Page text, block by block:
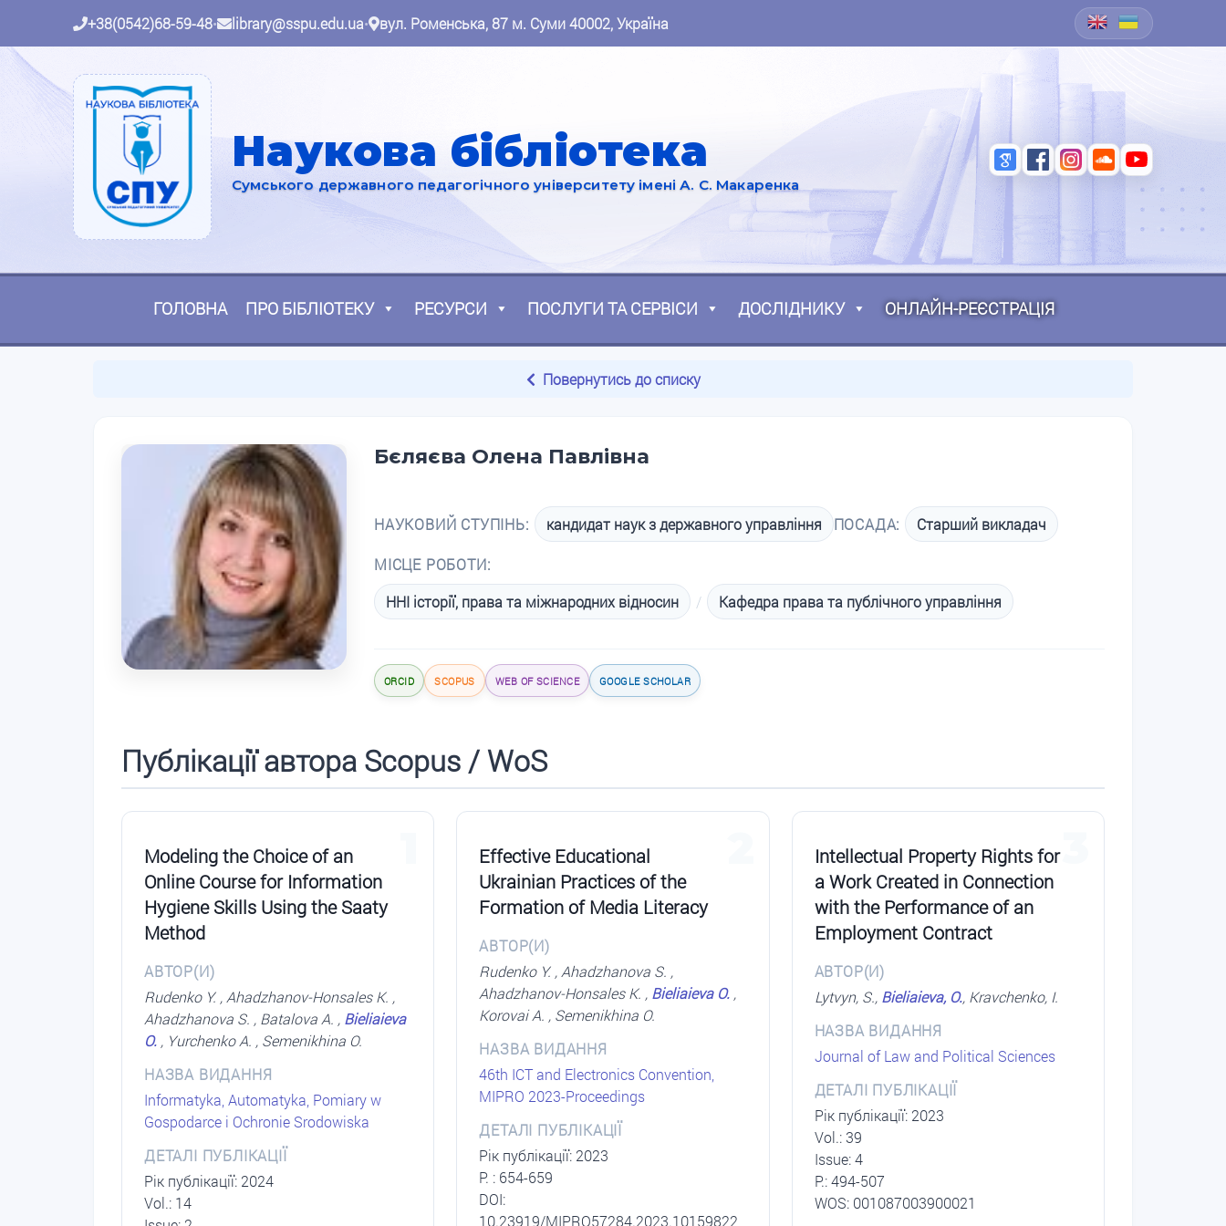
+38(0542)68-59-48• library@sspu.edu.ua• вул. Роменська, 87 м. Суми 40002, Україна
Наукова бібліотека
Сумського державного педагогічного університету імені А. С. Макаренка
ГОЛОВНА ПРО БІБЛІОТЕКУ РЕСУРСИ ПОСЛУГИ ТА СЕРВІСИ ДОСЛІДНИКУ ОНЛАЙН-РЕЄСТРАЦІЯ
Повернутись до списку
Бєляєва Олена Павлівна
НАУКОВИЙ СТУПІНЬ: кандидат наук з державного управління ПОСАДА: Старший викладач
МІСЦЕ РОБОТИ:
ННІ історії, права та міжнародних відносин
/ Кафедра права та публічного управління
ORCID SCOPUS WEB OF SCIENCE GOOGLE SCHOLAR
Публікації автора Scopus / WoS
Modeling the Choice of an
Online Course for Information
Hygiene Skills Using the Saaty
Method
АВТОР(И)
Rudenko Y. , Ahadzhanov-Honsales K. ,
Ahadzhanova S. , Batalova A. , Bieliaieva
O. , Yurchenko A. , Semenikhina O.
НАЗВА ВИДАННЯ
Informatyka, Automatyka, Pomiary w
Gospodarce i Ochronie Srodowiska
ДЕТАЛІ ПУБЛІКАЦІЇ
Рік публікації: 2024
Vol.: 14
Effective Educational
Ukrainian Practices of the
Formation of Media Literacy
АВТОР(И)
Rudenko Y. , Ahadzhanova S. ,
Ahadzhanov-Honsales K. , Bieliaieva O. ,
Korovai A. , Semenikhina O.
НАЗВА ВИДАННЯ
46th ICT and Electronics Convention,
MIPRO 2023-Proceedings
ДЕТАЛІ ПУБЛІКАЦІЇ
Рік публікації: 2023
P. : 654-659
DOI:
10.23919/MIPRO57284.2023.10159822
Intellectual Property Rights for
a Work Created in Connection
with the Performance of an
Employment Contract
АВТОР(И)
Lytvyn, S., Bieliaieva, O., Kravchenko, I.
НАЗВА ВИДАННЯ
Journal of Law and Political Sciences
ДЕТАЛІ ПУБЛІКАЦІЇ
Рік публікації: 2023
Vol.: 39
Issue: 4
P.: 494-507
WOS: 001087003900021